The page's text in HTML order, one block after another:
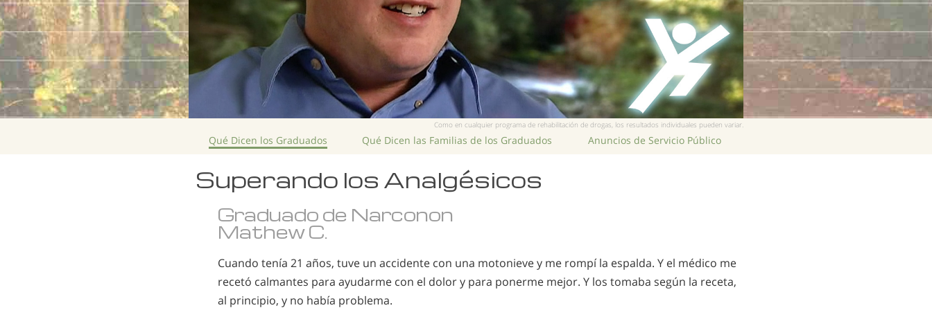
Como en cualquier programa de rehabilitación de drogas, los resultados individuales pueden variar.
Qué Dicen los Graduados Qué Dicen las Familias de los Graduados Anuncios de Servicio Público
Superando los Analgésicos
Graduado de Narconon
Mathew C.
Cuando tenía 21 años, tuve un accidente con una motonieve y me rompí la espalda. Y el médico me
recetó calmantes para ayudarme con el dolor y para ponerme mejor. Y los tomaba según la receta,
al principio, y no había problema.